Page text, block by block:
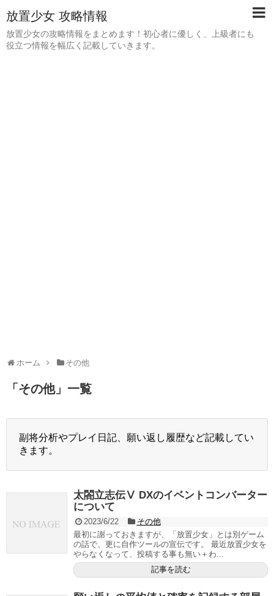
放置少女 攻略情報
放置少女の攻略情報をまとめます！初心者に優しく、上級者にも
役立つ情報を幅広く記載していきます。
ホーム その他
「 その他」 一覧
副将分析やプレイ日記、願い返し履歴など記載してい
きます。
太閤立志伝Ⅴ DXのイベントコンバーター
について
2023/6/22
その他
最初に謝っておきますが、「放置少女」とは別ゲーム
の話で、更に自作ツールの宣伝です。 最近放置少女を
やらなくなって、投稿する事も無い＋わ...
記事を読む